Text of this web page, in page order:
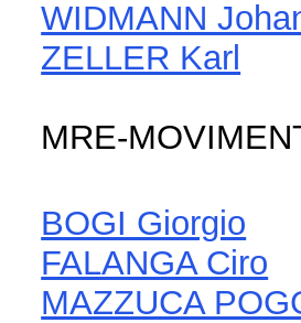
WIDMANN
ZELLER Karl
MRE-
BOGI Giorgio
FALANGA Ciro
MAZZUCA